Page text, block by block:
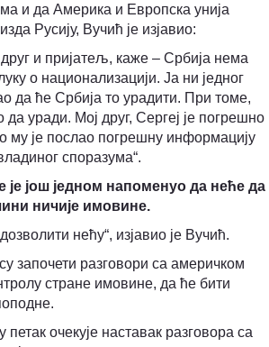
и да Америка и Европска унија
Русију, Вучић је изјавио:
и пријатељ, каже – Србија нема
о национализацији. Ја ни једног
да ће Србија то урадити. При томе,
уради. Мој друг, Сергеј је погрешно
му је послао погрешну информацију
споразума“.
је још једном напоменуо да неће да
ничије имовине.
нећу“, изјавио је Вучић.
започети разговори са америчком
стране имовине, да ће бити
петак очекује наставак разговора са